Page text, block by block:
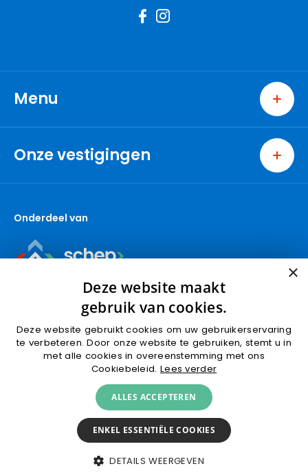
Menu
Home
Excellent
Nieuwbouw
Over ons
Contact
Onze vestigingen
Berkel en Rodenrijs
Den Haag
Gouda
Gouda (Bedrijfsmakelaars)
Krimpen aan den IJssel
Pijnacker
Ridderkerk
Rotterdam (Bedrijfsmakelaars)
Schoonhoven
Onderdeel van
Algemene voorwaarden
Privacyverklaring
Cookies
Klachtafhandeling
© 2026 van Herk makelaars
KVK 24341779
×
Deze website maakt
gebruik van cookies.
Deze website gebruikt cookies om uw gebruikerservaring
te verbeteren. Door onze website te gebruiken, stemt u in
met alle cookies in overeenstemming met ons
Cookiebeleid. Lees verder
ALLES ACCEPTEREN
ENKEL ESSENTIËLE COOKIES
DETAILS WEERGEVEN